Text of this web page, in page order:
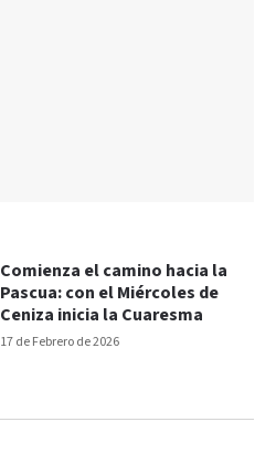
17 de Febrero de 2026
Comienza el camino hacia la
Pascua: con el Miércoles de
Ceniza inicia la Cuaresma